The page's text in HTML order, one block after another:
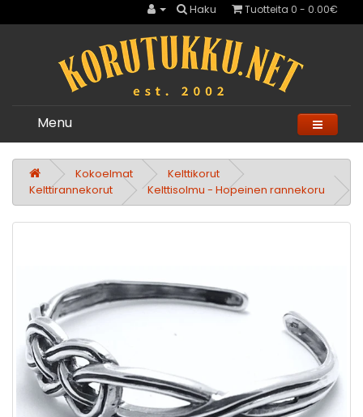
Haku Tuotteita 0 - 0.00€
Menu
Kokoelmat
Kelttikorut
Kelttirannekorut
Kelttisolmu - Hopeinen rannekoru